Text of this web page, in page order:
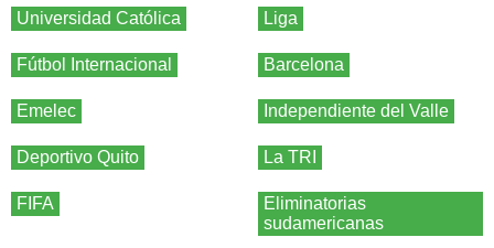
Universidad Católica Liga
Fútbol Internacional Barcelona
Emelec Independiente del Valle
Deportivo Quito La TRI
FIFA
Eliminatorias
sudamericanas